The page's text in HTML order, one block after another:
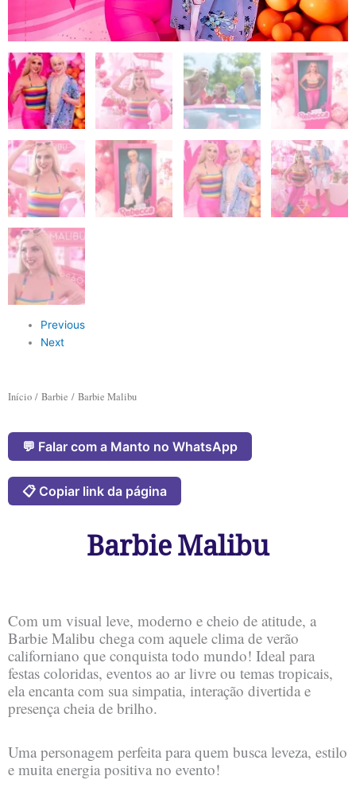
Previous
Next
Início / Barbie / Barbie Malibu
💬 Falar com a Manto no WhatsApp
📋 Copiar link da página
Barbie Malibu
Com um visual leve, moderno e cheio de atitude, a
Barbie Malibu chega com aquele clima de verão
californiano que conquista todo mundo! Ideal para
festas coloridas, eventos ao ar livre ou temas tropicais,
ela encanta com sua simpatia, interação divertida e
presença cheia de brilho.
Uma personagem perfeita para quem busca leveza, estilo
e muita energia positiva no evento!